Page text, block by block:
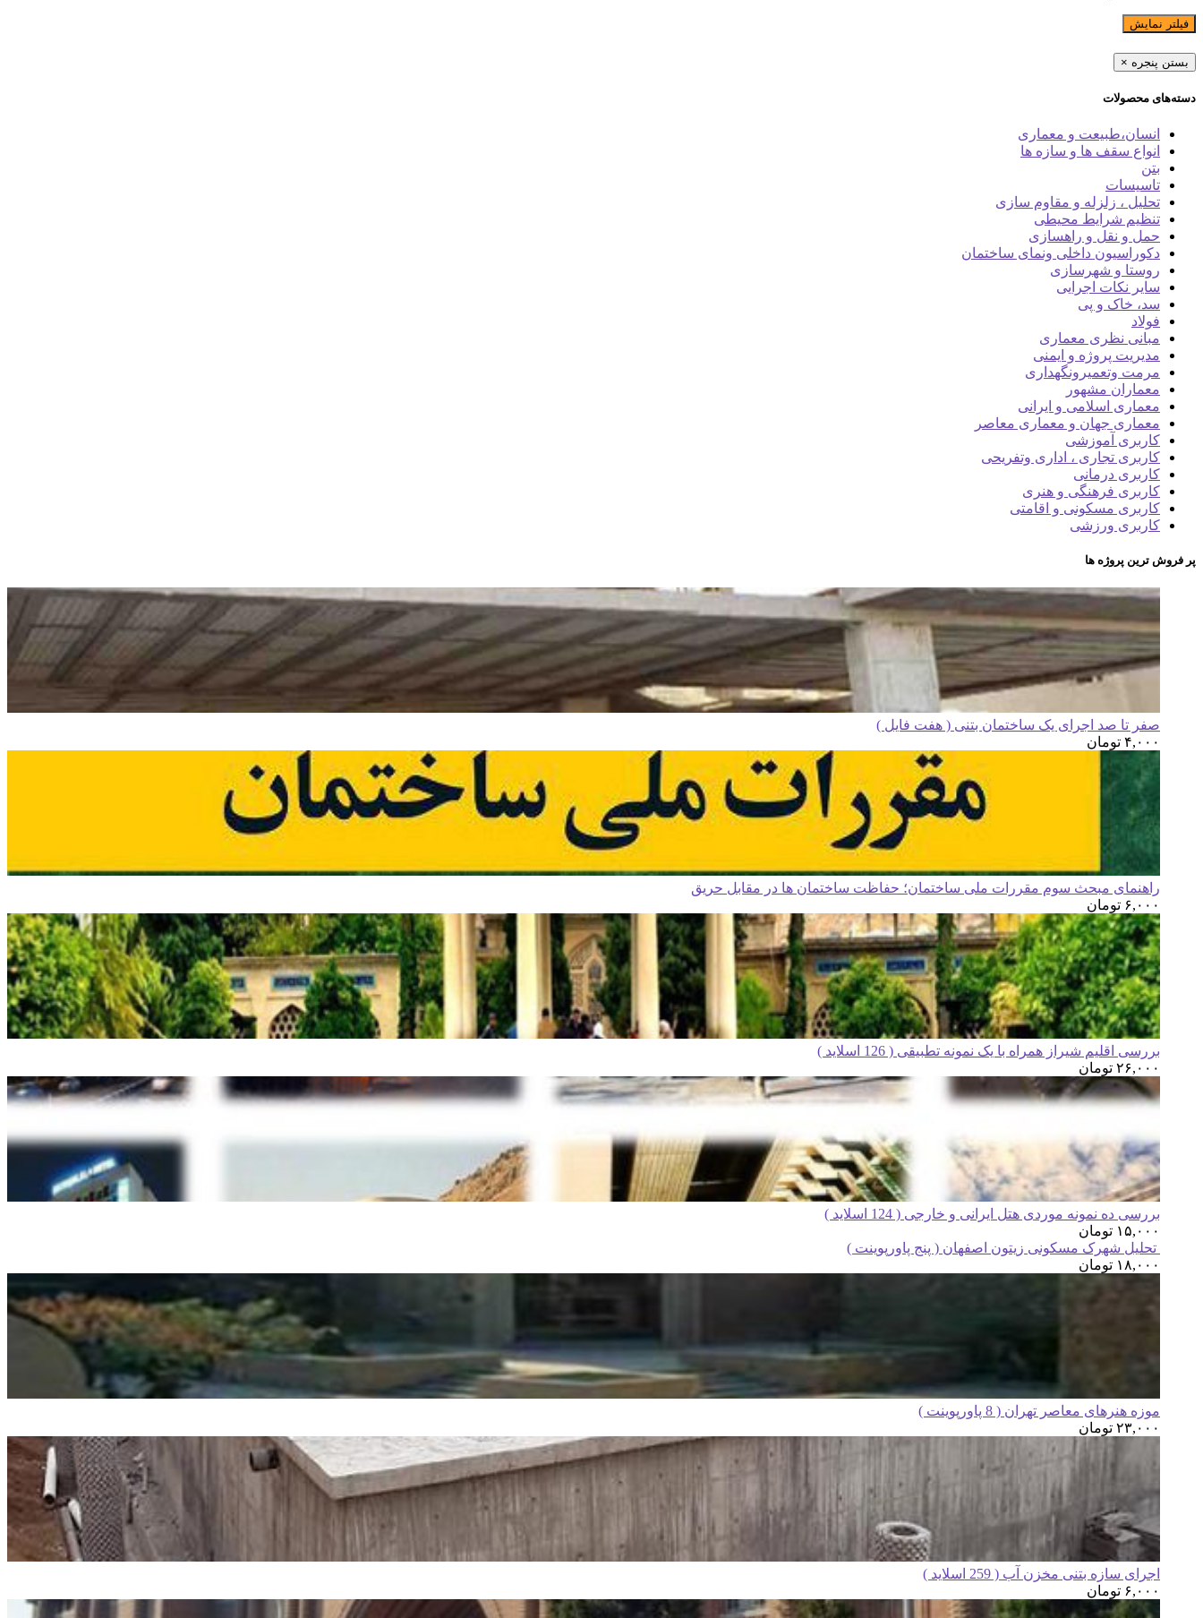
فیلتر نمایش
بستن پنجره ×
دسته‌های محصولات
انسان،طبیعت و معماری
انواع سقف ها و سازه ها
بتن
تاسیسات
تحلیل ، زلزله و مقاوم سازی
تنظیم شرایط محیطی
حمل و نقل و راهسازی
دکوراسیون داخلی ونمای ساختمان
روستا و شهرسازی
سایر نکات اجرایی
سد، خاک و پی
فولاد
مبانی نظری معماری
مدیریت پروژه و ایمنی
مرمت وتعمیرونگهداری
معماران مشهور
معماری اسلامی و ایرانی
معماری جهان و معماری معاصر
کاربری آموزشی
کاربری تجاری ، اداری وتفریحی
کاربری درمانی
کاربری فرهنگی و هنری
کاربری مسکونی و اقامتی
کاربری ورزشی
پر فروش ترین پروژه ها
صفر تا صد اجرای یک ساختمان بتنی ( هفت فایل )
۴,۰۰۰ تومان
راهنمای مبحث سوم مقررات ملی ساختمان؛ حفاظت ساختمان ها در مقابل حریق
۶,۰۰۰ تومان
بررسی اقلیم شیراز همراه با یک نمونه تطبیقی ( 126 اسلاید )
۲۶,۰۰۰ تومان
بررسی ده نمونه موردی هتل ایرانی و خارجی ( 124 اسلاید )
۱۵,۰۰۰ تومان
تحلیل شهرک مسکونی زیتون اصفهان ( پنج پاورپوینت )
۱۸,۰۰۰ تومان
موزه هنرهای معاصر تهران ( 8 پاورپوینت )
۲۳,۰۰۰ تومان
اجرای سازه بتنی مخزن آب ( 259 اسلاید )
۶,۰۰۰ تومان